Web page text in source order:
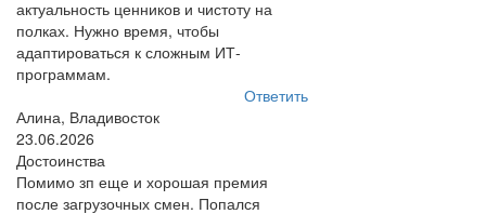
актуальность ценников и чистоту на
полках. Нужно время, чтобы
адаптироваться к сложным ИТ-
программам.
Ответить
Алина, Владивосток
23.06.2026
Достоинства
Помимо зп еще и хорошая премия
после загрузочных смен. Попался